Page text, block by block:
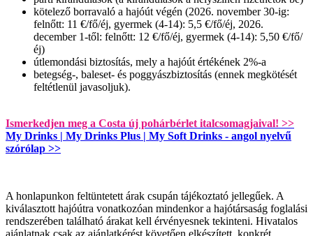
kötelező borravaló a hajóút végén (2026. november 30-ig:
felnőtt: 11 €/fő/éj, gyermek (4-14): 5,5 €/fő/éj, 2026.
december 1-től: felnőtt: 12 €/fő/éj, gyermek (4-14): 5,50 €/fő/
éj)
útlemondási biztosítás, mely a hajóút értékének 2%-a
betegség-, baleset- és poggyászbiztosítás (ennek megkötését
feltétlenül javasoljuk).
Ismerkedjen meg a Costa új pohárbérlet italcsomagjaival! >>
My Drinks | My Drinks Plus | My Soft Drinks - angol nyelvű
szórólap >>
A honlapunkon feltüntetett árak csupán tájékoztató jellegűek. A
kiválasztott hajóútra vonatkozóan mindenkor a hajótársaság foglalási
rendszerében található árakat kell érvényesnek tekinteni. Hivatalos
ajánlatnak csak az ajánlatkérést követően elkészített, konkrét